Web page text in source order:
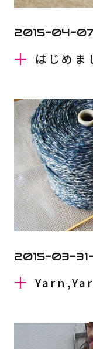
2015-04-
はじめま
2015-03-